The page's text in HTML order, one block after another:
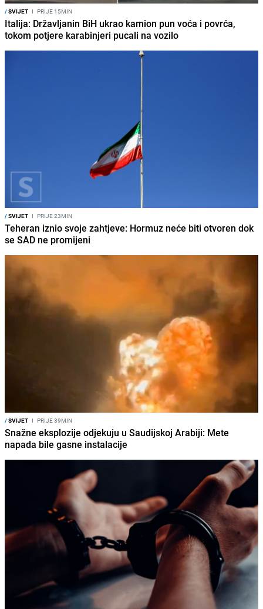
/SVIJET I PRIJE 15MIN
Italija: Državljanin BiH ukrao kamion pun voća i povrća,
tokom potjere karabinjeri pucali na vozilo
/SVIJET I PRIJE 23MIN
Teheran iznio svoje zahtjeve: Hormuz neće biti otvoren dok
se SAD ne promijeni
/SVIJET I PRIJE 39MIN
Snažne eksplozije odjekuju u Saudijskoj Arabiji: Mete
napada bile gasne instalacije